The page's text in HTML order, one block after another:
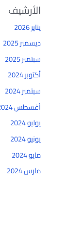
الأرشيف
يناير 2026
ديسمبر 2025
سبتمبر 2025
أكتوبر 2024
سبتمبر 2024
أغسطس 2024
يوليو 2024
يونيو 2024
مايو 2024
مارس 2024